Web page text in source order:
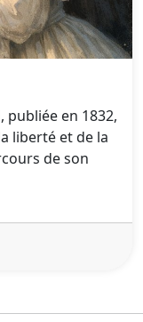
en 1832,
liberté et de la
de son